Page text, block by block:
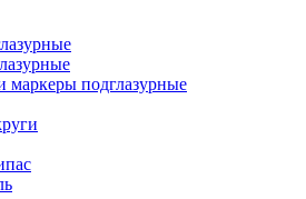
маркеры подглазурные